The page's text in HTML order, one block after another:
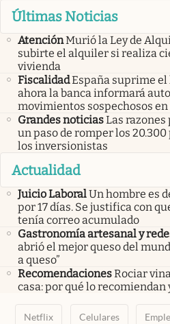
Últimas Noticias
AtenciónMurió la Ley de
subirte el alquiler si realiza
vivienda
FiscalidadEspaña suprime
ahora la banca informará
movimientos sospechosos
Grandes noticiasLas razones
un paso de romper los
los inversionistas
Actualidad
Juicio LaboralUn hombre es
por 17 días. Se justifica con
tenía correo acumulado
Gastronomía artesanal y
abrió el mejor queso del
a queso”
RecomendacionesRociar
casa: por qué lo
Netflix Celulares